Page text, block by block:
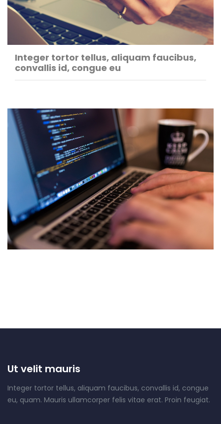
Integer tortor tellus, aliquam faucibus,
convallis id, congue eu
Ut velit mauris
Integer tortor tellus, aliquam faucibus, convallis id, congue
eu, quam. Mauris ullamcorper felis vitae erat. Proin feugiat.